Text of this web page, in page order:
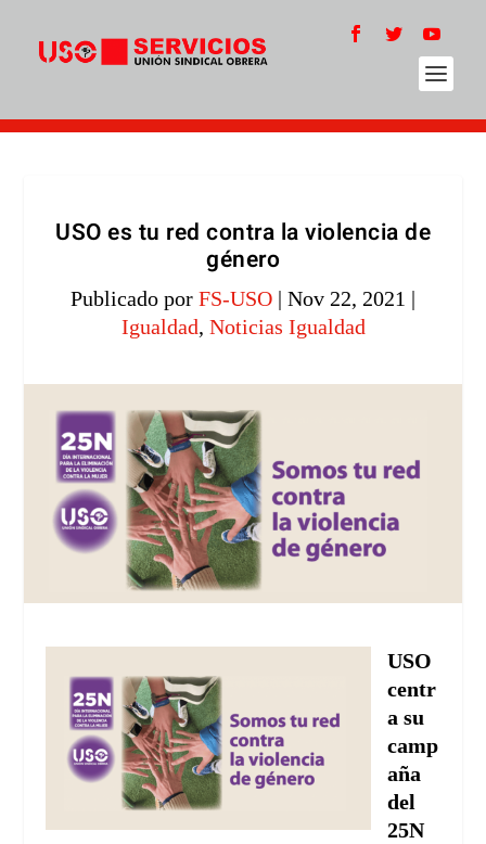
USO es tu red contra la violencia de
género
Publicado por FS-USO | Nov 22, 2021 |
Igualdad, Noticias Igualdad
USO
centr
a su
camp
aña
del
25N